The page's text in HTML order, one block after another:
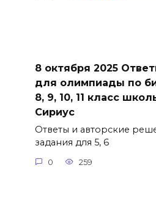
8 октября 2025
для олимпиады по
8, 9, 10, 11 класс
Сириус
Ответы и авторские
задания для 5, 6
0 259